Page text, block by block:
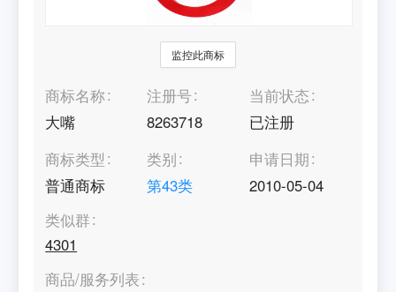
监控此商标
商标名称
大嘴
注册号
8263718
当前状态
已注册
商标类型
普通商标
类别
第43类
申请日期
2010-05-04
类似群
4301
商品/服务列表